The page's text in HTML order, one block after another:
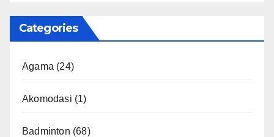
Categories
Agama (24)
Akomodasi (1)
Badminton (68)